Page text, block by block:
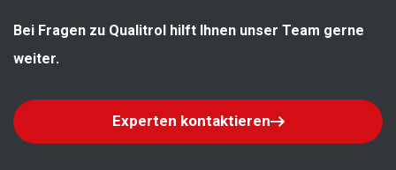
Bei Fragen zu Qualitrol hilft Ihnen unser Team gerne
weiter.
Experten kontaktieren